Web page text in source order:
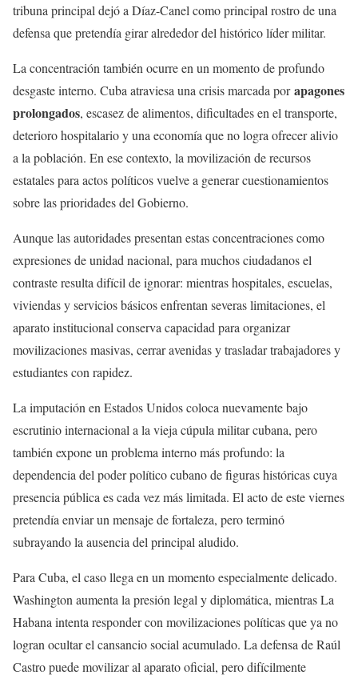
tribuna principal dejó a Díaz-Canel como principal rostro de una
defensa que pretendía girar alrededor del histórico líder militar.
La concentración también ocurre en un momento de profundo
desgaste interno. Cuba atraviesa una crisis marcada porapagones
prolongados, escasez de alimentos, dificultades en el transporte,
deterioro hospitalario y una economía que no logra ofrecer alivio
a la población. En ese contexto, la movilización de recursos
estatales para actos políticos vuelve a generar cuestionamientos
sobre las prioridades del Gobierno.
Aunque las autoridades presentan estas concentraciones como
expresiones de unidad nacional, para muchos ciudadanos el
contraste resulta difícil de ignorar: mientras hospitales, escuelas,
viviendas y servicios básicos enfrentan severas limitaciones, el
aparato institucional conserva capacidad para organizar
movilizaciones masivas, cerrar avenidas y trasladar trabajadores y
estudiantes con rapidez.
La imputación en Estados Unidos coloca nuevamente bajo
escrutinio internacional a la vieja cúpula militar cubana, pero
también expone un problema interno más profundo: la
dependencia del poder político cubano de figuras históricas cuya
presencia pública es cada vez más limitada. El acto de este viernes
pretendía enviar un mensaje de fortaleza, pero terminó
subrayando la ausencia del principal aludido.
Para Cuba, el caso llega en un momento especialmente delicado.
Washington aumenta la presión legal y diplomática, mientras La
Habana intenta responder con movilizaciones políticas que ya no
logran ocultar el cansancio social acumulado. La defensa de Raúl
Castro puede movilizar al aparato oficial, pero difícilmente